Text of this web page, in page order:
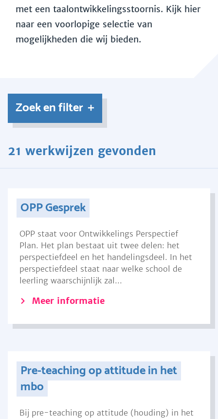
met een taalontwikkelingsstoornis. Kijk hier
naar een voorlopige selectie van
mogelijkheden die wij bieden.
Zoek en filter
21 werkwijzen gevonden
OPP Gesprek
OPP staat voor Ontwikkelings Perspectief
Plan. Het plan bestaat uit twee delen: het
perspectiefdeel en het handelingsdeel. In het
perspectiefdeel staat naar welke school de
leerling waarschijnlijk zal...
Meer informatie
Pre-teaching op attitude in het
mbo
Bij pre-teaching op attitude (houding) in het